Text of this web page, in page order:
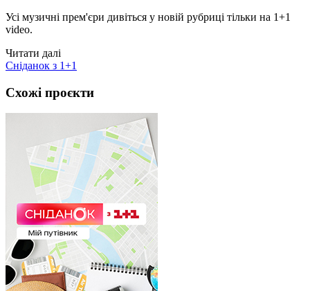
Усі музичні прем'єри дивіться у новій рубриці тільки на 1+1
video.
Читати далі
Сніданок з 1+1
Схожі проєкти